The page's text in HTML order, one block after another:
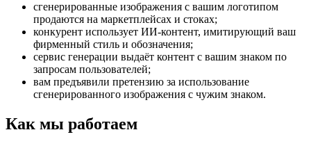
сгенерированные изображения с вашим логотипом
продаются на маркетплейсах и стоках;
конкурент использует ИИ-контент, имитирующий ваш
фирменный стиль и обозначения;
сервис генерации выдаёт контент с вашим знаком по
запросам пользователей;
вам предъявили претензию за использование
сгенерированного изображения с чужим знаком.
Как мы работаем